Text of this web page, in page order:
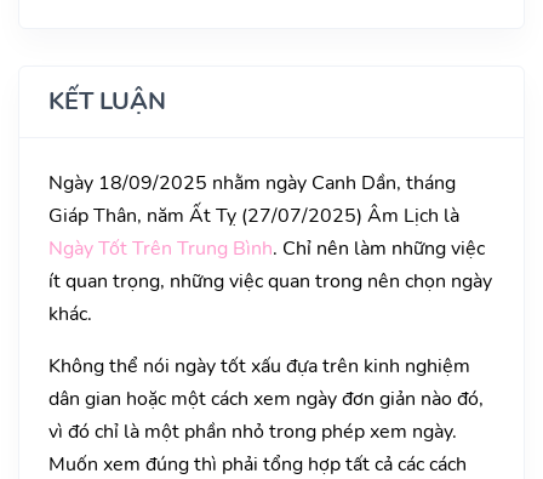
KẾT LUẬN
Ngày 18/09/2025 nhằm ngày Canh Dần, tháng
Giáp Thân, năm Ất Tỵ (27/07/2025) Âm Lịch là
Ngày Tốt Trên Trung Bình. Chỉ nên làm những việc
ít quan trọng, những việc quan trong nên chọn ngày
khác.
Không thể nói ngày tốt xấu đựa trên kinh nghiệm
dân gian hoặc một cách xem ngày đơn giản nào đó,
vì đó chỉ là một phần nhỏ trong phép xem ngày.
Muốn xem đúng thì phải tổng hợp tất cả các cách